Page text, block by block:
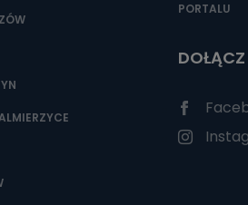
PORTALU